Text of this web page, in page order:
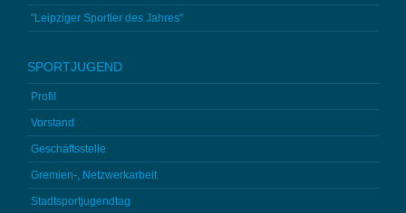
"Leipziger Sportler des Jahres"
SPORTJUGEND
Profil
Vorstand
Geschäftsstelle
Gremien-, Netzwerkarbeit
Stadtsportjugendtag